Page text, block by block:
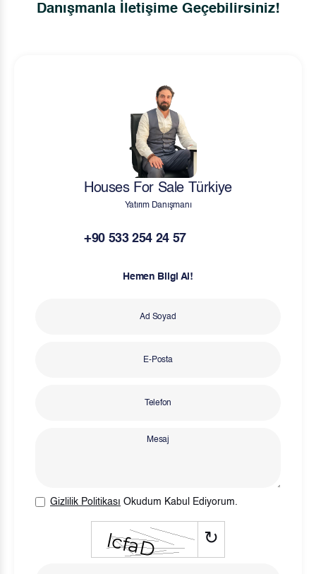
Danışmanla İletişime Geçebilirsiniz!
Houses For Sale Türkiye
Yatırım Danışmanı
+90 533 254 24 57
Hemen Bilgi Al!
Gizlilik Politikası Okudum Kabul Ediyorum.
↻